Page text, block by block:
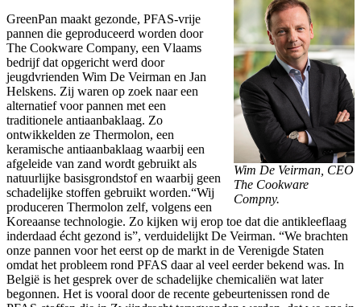
Wim De Veirman, CEO
The Cookware
Compny.
GreenPan maakt gezonde, PFAS-vrije
pannen die geproduceerd worden door
The Cookware Company, een Vlaams
bedrijf dat opgericht werd door
jeugdvrienden Wim De Veirman en Jan
Helskens. Zij waren op zoek naar een
alternatief voor pannen met een
traditionele antiaanbaklaag. Zo
ontwikkelden ze Thermolon, een
keramische antiaanbaklaag waarbij een
afgeleide van zand wordt gebruikt als
natuurlijke basisgrondstof en waarbij geen
schadelijke stoffen gebruikt worden.“Wij
produceren Thermolon zelf, volgens een
Koreaanse technologie. Zo kijken wij erop toe dat die antikleeflaag
inderdaad écht gezond is”, verduidelijkt De Veirman. “We brachten
onze pannen voor het eerst op de markt in de Verenigde Staten
omdat het probleem rond PFAS daar al veel eerder bekend was. In
België is het gesprek over de schadelijke chemicaliën wat later
begonnen. Het is vooral door de recente gebeurtenissen rond de